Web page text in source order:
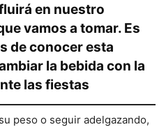
en nuestro
vamos a tomar. Es
de conocer esta
la bebida con la
las fiestas
peso o seguir adelgazando,